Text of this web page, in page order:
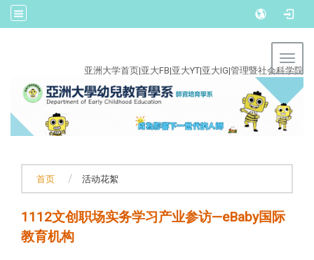
亚洲大学首页|亚大FB|亚大YT|亚大IG|管理暨社会科学院
首页 活动花絮
1112文创职场实务学习产业参访—eBaby国际
教育机构